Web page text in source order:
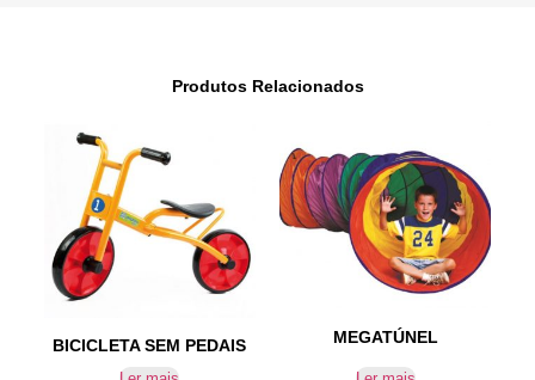
Produtos Relacionados
BICICLETA SEM PEDAIS MEGATÚNEL